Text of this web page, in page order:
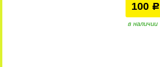
100 р
в наличии